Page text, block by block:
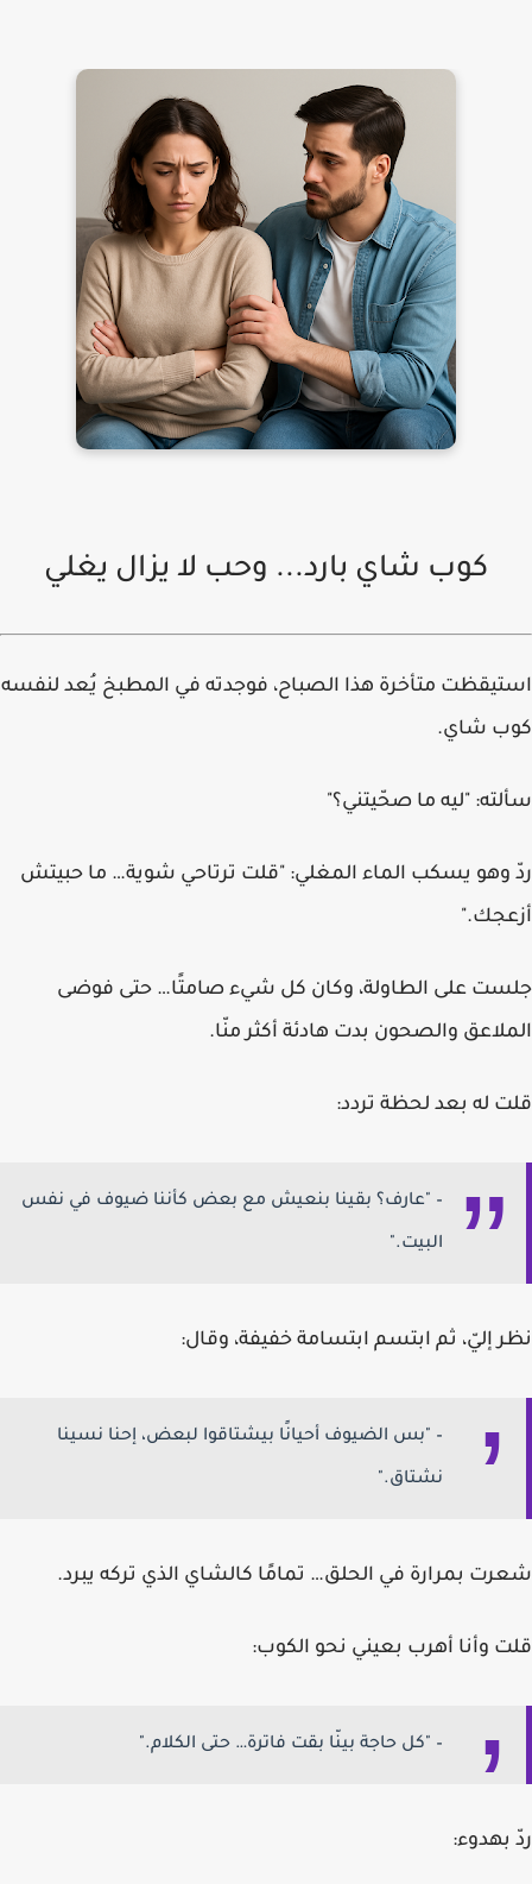
كوب شاي بارد... وحب لا يزال يغلي
استيقظت متأخرة هذا الصباح، فوجدته في المطبخ يُعد لنفسه
كوب شاي.
سألته: "ليه ما صحّيتني؟"
ردّ وهو يسكب الماء المغلي: "قلت ترتاحي شوية… ما حبيتش
أزعجك."
جلست على الطاولة، وكان كل شيء صامتًا… حتى فوضى
الملاعق والصحون بدت هادئة أكثر منّا.
قلت له بعد لحظة تردد:
– "عارف؟ بقينا بنعيش مع بعض كأننا ضيوف في نفس
البيت."
نظر إليّ، ثم ابتسم ابتسامة خفيفة، وقال:
– "بس الضيوف أحيانًا بيشتاقوا لبعض، إحنا نسينا
نشتاق."
شعرت بمرارة في الحلق… تمامًا كالشاي الذي تركه يبرد.
قلت وأنا أهرب بعيني نحو الكوب:
– "كل حاجة بينّا بقت فاترة… حتى الكلام."
ردّ بهدوء: